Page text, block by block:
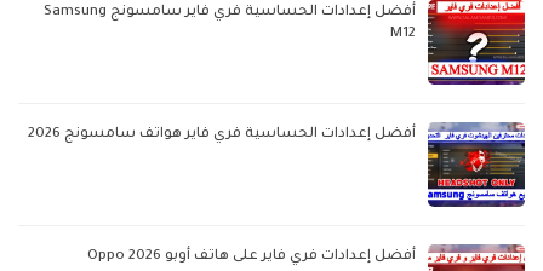
أفضل إعدادات الحساسية فري فاير سامسونج Samsung
M12
أفضل إعدادات الحساسية فري فاير هواتف سامسونج 2026
أفضل إعدادات فري فاير على هاتف أوبو Oppo 2026